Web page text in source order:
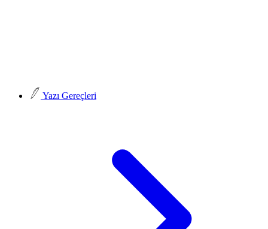
Yazı Gereçleri